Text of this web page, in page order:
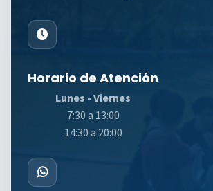
Horario de Atención
Lunes - Viernes
7:30 a 13:00
14:30 a 20:00